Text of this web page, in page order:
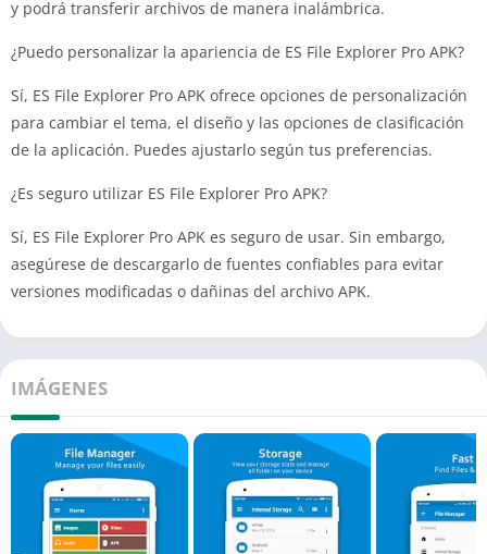
y podrá transferir archivos de manera inalámbrica.
¿Puedo personalizar la apariencia de ES File Explorer Pro APK?
Sí, ES File Explorer Pro APK ofrece opciones de personalización
para cambiar el tema, el diseño y las opciones de clasificación
de la aplicación. Puedes ajustarlo según tus preferencias.
¿Es seguro utilizar ES File Explorer Pro APK?
Sí, ES File Explorer Pro APK es seguro de usar. Sin embargo,
asegúrese de descargarlo de fuentes confiables para evitar
versiones modificadas o dañinas del archivo APK.
IMÁGENES